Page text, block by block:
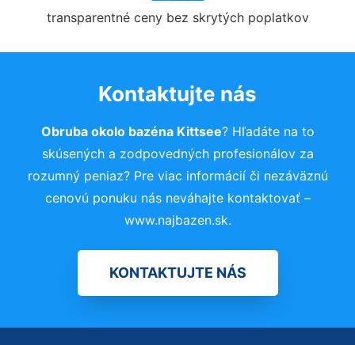
transparentné ceny bez skrytých poplatkov
Kontaktujte nás
Obruba okolo bazéna Kittsee? Hľadáte na to
skúsených a zodpovedných profesionálov za
rozumný peniaz? Pre viac informácií či nezáväznú
cenovú ponuku nás neváhajte kontaktovať –
www.najbazen.sk.
KONTAKTUJTE NÁS